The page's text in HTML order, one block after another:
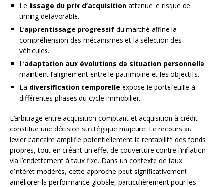
Le lissage du prix d’acquisition atténue le risque de
timing défavorable.
L’apprentissage progressif du marché affine la
compréhension des mécanismes et la sélection des
véhicules.
L’adaptation aux évolutions de situation personnelle
maintient l’alignement entre le patrimoine et les objectifs.
La diversification temporelle expose le portefeuille à
différentes phases du cycle immobilier.
L’arbitrage entre acquisition comptant et acquisition à crédit
constitue une décision stratégique majeure. Le recours au
levier bancaire amplifie potentiellement la rentabilité des fonds
propres, tout en créant un effet de couverture contre l’inflation
via l’endettement à taux fixe. Dans un contexte de taux
d’intérêt modérés, cette approche peut significativement
améliorer la performance globale, particulièrement pour les